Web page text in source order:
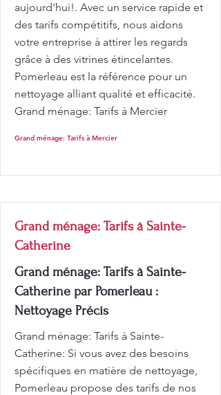
aujourd'hui!. Avec un service rapide et
des tarifs compétitifs, nous aidons
votre entreprise à attirer les regards
grâce à des vitrines étincelantes.
Pomerleau est la référence pour un
nettoyage alliant qualité et efficacité.
Grand ménage: Tarifs à Mercier
Grand ménage: Tarifs à Mercier
Grand ménage: Tarifs à Sainte-
Catherine
Grand ménage: Tarifs à Sainte-
Catherine par Pomerleau :
Nettoyage Précis
Grand ménage: Tarifs à Sainte-
Catherine: Si vous avez des besoins
spécifiques en matière de nettoyage,
Pomerleau propose des tarifs de nos